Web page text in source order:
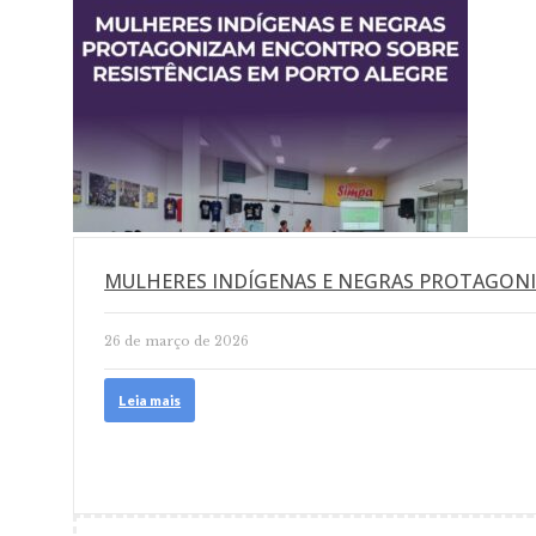
MULHERES INDÍGENAS E NEGRAS
26 de março de 2026
Leia mais